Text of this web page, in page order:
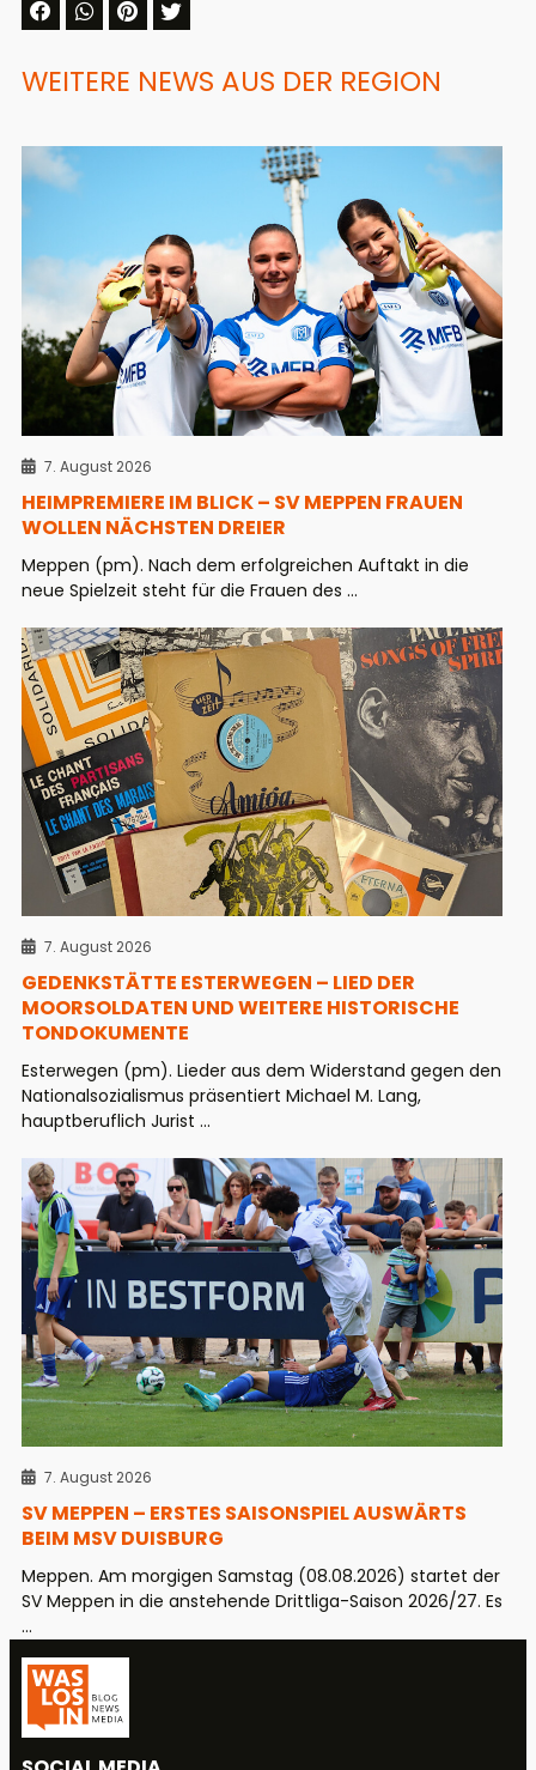
WEITERE NEWS AUS DER REGION
7. August 2026
HEIMPREMIERE IM BLICK – SV MEPPEN FRAUEN
WOLLEN NÄCHSTEN DREIER
Meppen (pm). Nach dem erfolgreichen Auftakt in die
neue Spielzeit steht für die Frauen des ...
7. August 2026
GEDENKSTÄTTE ESTERWEGEN – LIED DER
MOORSOLDATEN UND WEITERE HISTORISCHE
TONDOKUMENTE
Esterwegen (pm). Lieder aus dem Widerstand gegen den
Nationalsozialismus präsentiert Michael M. Lang,
hauptberuflich Jurist ...
7. August 2026
SV MEPPEN – ERSTES SAISONSPIEL AUSWÄRTS
BEIM MSV DUISBURG
Meppen. Am morgigen Samstag (08.08.2026) startet der
SV Meppen in die anstehende Drittliga-Saison 2026/27. Es
...